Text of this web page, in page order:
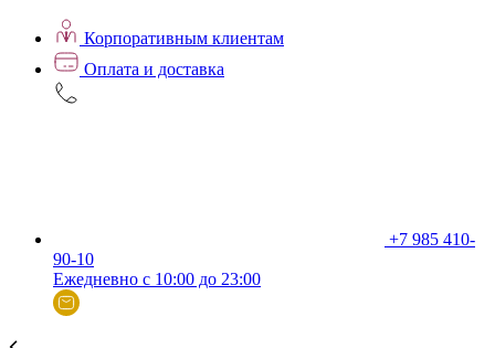
Корпоративным клиентам
Оплата и доставка
+7 985 410-
90-10
Ежедневно с 10:00 до 23:00